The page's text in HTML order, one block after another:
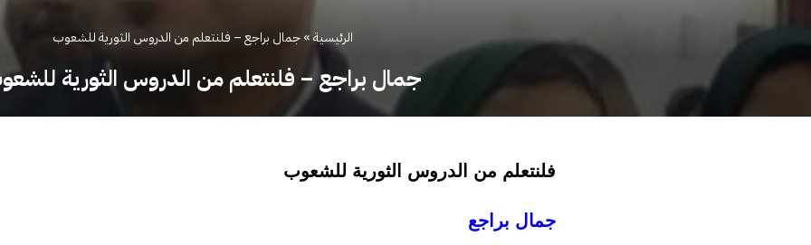
الرئيسية»جمال براجع – فلنتعلم من الدروس الثورية للشعوب
جمال براجع – فلنتعلم من الدروس الثورية
فلنتعلم من الدروس الثورية للشعوب
جمال براجع